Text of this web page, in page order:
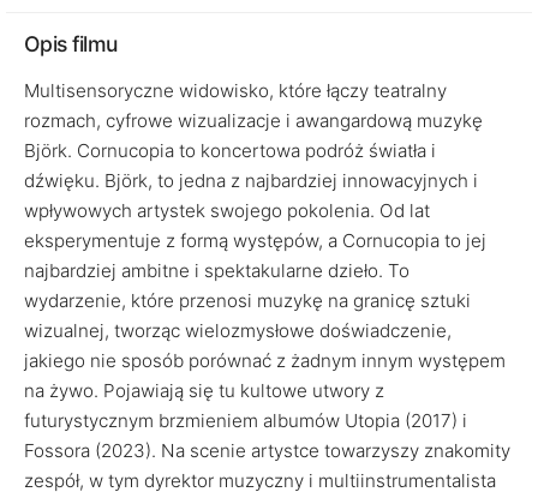
Opis filmu
Multisensoryczne widowisko, które łączy teatralny
rozmach, cyfrowe wizualizacje i awangardową muzykę
Björk. Cornucopia to koncertowa podróż światła i
dźwięku. Björk, to jedna z najbardziej innowacyjnych i
wpływowych artystek swojego pokolenia. Od lat
eksperymentuje z formą występów, a Cornucopia to jej
najbardziej ambitne i spektakularne dzieło. To
wydarzenie, które przenosi muzykę na granicę sztuki
wizualnej, tworząc wielozmysłowe doświadczenie,
jakiego nie sposób porównać z żadnym innym występem
na żywo. Pojawiają się tu kultowe utwory z
futurystycznym brzmieniem albumów Utopia (2017) i
Fossora (2023). Na scenie artystce towarzyszy znakomity
zespół, w tym dyrektor muzyczny i multiinstrumentalista